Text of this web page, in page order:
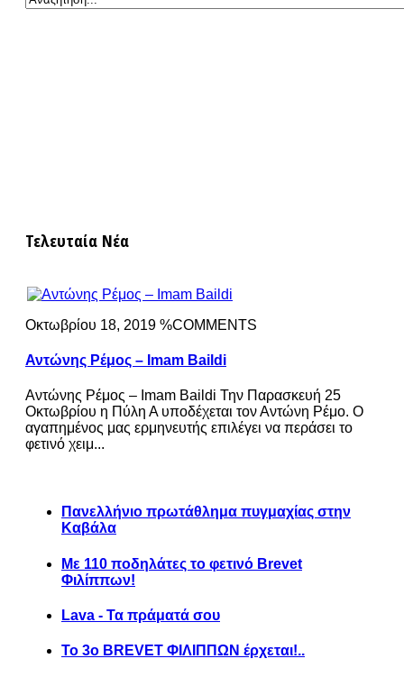
Τελευταία Νέα
Οκτωβρίου 18, 2019 %COMMENTS
Αντώνης Ρέμος – Imam Baildi
Αντώνης Ρέμος – Imam Baildi Την Παρασκευή 25
Οκτωβρίου η Πύλη Α υποδέχεται τον Αντώνη Ρέμο. Ο
αγαπημένος μας ερμηνευτής επιλέγει να περάσει το
φετινό χειμ...
Πανελλήνιο πρωτάθλημα πυγμαχίας στην
Καβάλα
Με 110 ποδηλάτες το φετινό Brevet
Φιλίππων!
Lava - Τα πράματά σου
Το 3ο BREVET ΦΙΛΙΠΠΩΝ έρχεται!..